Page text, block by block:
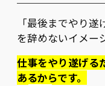
「最後までやり
を辞めないイメー
仕事をやり遂げる
あるからです。